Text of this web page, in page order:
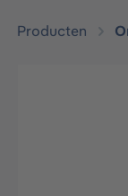
Producten